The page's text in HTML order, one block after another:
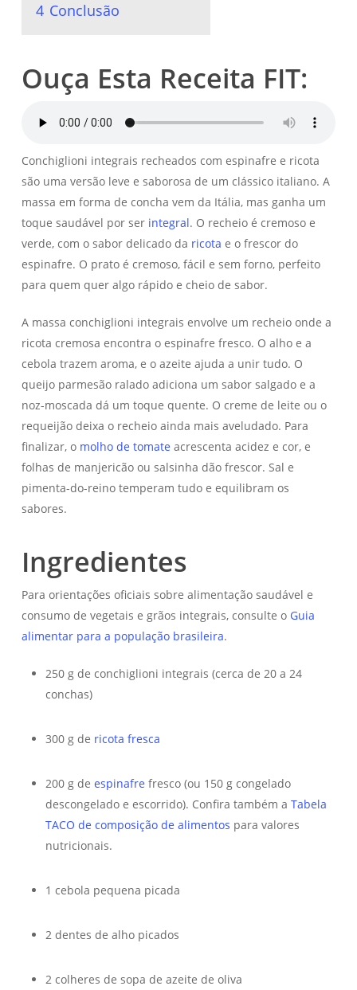
4 Conclusão
Ouça Esta Receita FIT:
Conchiglioni integrais recheados com espinafre e ricota
são uma versão leve e saborosa de um clássico italiano. A
massa em forma de concha vem da Itália, mas ganha um
toque saudável por ser integral. O recheio é cremoso e
verde, com o sabor delicado da ricota e o frescor do
espinafre. O prato é cremoso, fácil e sem forno, perfeito
para quem quer algo rápido e cheio de sabor.
A massa conchiglioni integrais envolve um recheio onde a
ricota cremosa encontra o espinafre fresco. O alho e a
cebola trazem aroma, e o azeite ajuda a unir tudo. O
queijo parmesão ralado adiciona um sabor salgado e a
noz-moscada dá um toque quente. O creme de leite ou o
requeijão deixa o recheio ainda mais aveludado. Para
finalizar, o molho de tomate acrescenta acidez e cor, e
folhas de manjericão ou salsinha dão frescor. Sal e
pimenta-do-reino temperam tudo e equilibram os
sabores.
Ingredientes
Para orientações oficiais sobre alimentação saudável e
consumo de vegetais e grãos integrais, consulte o Guia
alimentar para a população brasileira.
250 g de conchiglioni integrais (cerca de 20 a 24
conchas)
300 g de ricota fresca
200 g de espinafre fresco (ou 150 g congelado
descongelado e escorrido). Confira também a Tabela
TACO de composição de alimentos para valores
nutricionais.
1 cebola pequena picada
2 dentes de alho picados
2 colheres de sopa de azeite de oliva